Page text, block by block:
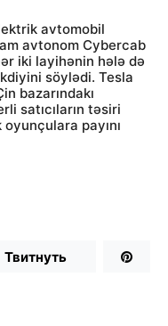
avtomobil
avtonom Cybercab
iki layihənin hələ də
söylədi. Tesla
bazarındakı
satıcıların təsiri
payını
Твитнуть